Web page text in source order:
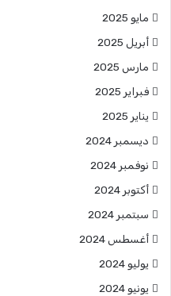
مايو 2025
أبريل 2025
مارس 2025
فبراير 2025
يناير 2025
ديسمبر 2024
نوفمبر 2024
أكتوبر 2024
سبتمبر 2024
أغسطس 2024
يوليو 2024
يونيو 2024